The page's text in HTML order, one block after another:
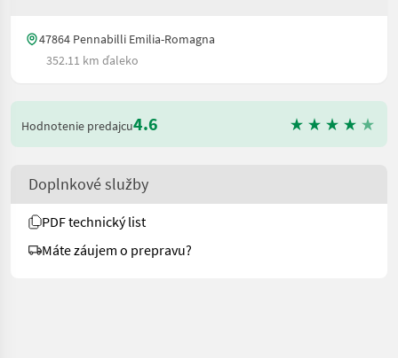
47864 Pennabilli Emilia-Romagna
352.11 km ďaleko
Hodnotenie predajcu4.6
Doplnkové služby
PDF technický list
Máte záujem o prepravu?